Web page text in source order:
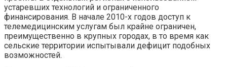
устаревших технологий и ограниченного
финансирования. В начале 2010-х годов доступ к
телемедицинским услугам был крайне ограничен,
преимущественно в крупных городах, в то время как
сельские территории испытывали дефицит подобных
возможностей.